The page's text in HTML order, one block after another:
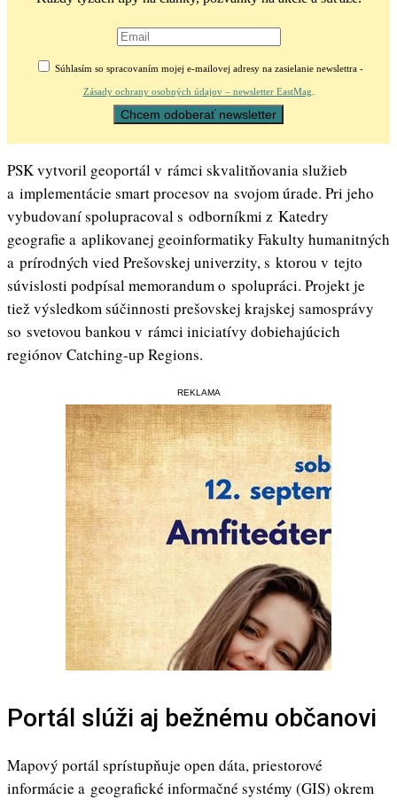
Súhlasím so spracovaním mojej e-mailovej adresy na zasielanie newslettra -
Zásady ochrany osobných údajov – newsletter EastMag
PSK vytvoril geoportál v rámci skvalitňovania služieb
a implementácie smart procesov na svojom úrade. Pri jeho
vybudovaní spolupracoval s odborníkmi z Katedry
geografie a aplikovanej geoinformatiky Fakulty humanitných
a prírodných vied Prešovskej univerzity, s ktorou v tejto
súvislosti podpísal memorandum o spolupráci. Projekt je
tiež výsledkom súčinnosti prešovskej krajskej samosprávy
so svetovou bankou v rámci iniciatívy dobiehajúcich
regiónov Catching-up Regions.
REKLAMA
Portál slúži aj bežnému občanovi
Mapový portál sprístupňuje open dáta, priestorové
informácie a geografické informačné systémy (GIS) okrem